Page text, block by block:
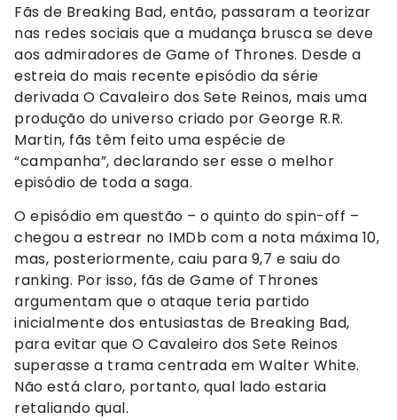
Fãs de Breaking Bad, então, passaram a teorizar
nas redes sociais que a mudança brusca se deve
aos admiradores de Game of Thrones. Desde a
estreia do mais recente episódio da série
derivada O Cavaleiro dos Sete Reinos, mais uma
produção do universo criado por George R.R.
Martin, fãs têm feito uma espécie de
“campanha”, declarando ser esse o melhor
episódio de toda a saga.
O episódio em questão – o quinto do spin-off –
chegou a estrear no IMDb com a nota máxima 10,
mas, posteriormente, caiu para 9,7 e saiu do
ranking. Por isso, fãs de Game of Thrones
argumentam que o ataque teria partido
inicialmente dos entusiastas de Breaking Bad,
para evitar que O Cavaleiro dos Sete Reinos
superasse a trama centrada em Walter White.
Não está claro, portanto, qual lado estaria
retaliando qual.